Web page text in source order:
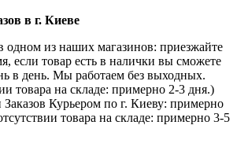
в г. Киеве
одном из наших магазинов: приезжайте
если товар есть в налички вы сможете
в день. Мы работаем без выходных.
товара на складе: примерно 2-3 дня.)
Заказов Курьером по г. Киеву: примерно
товара на складе: примерно 3-5